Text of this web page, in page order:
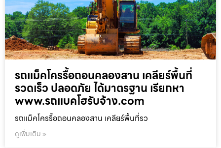
รถแม็คโครรื้อถอนคลองสาน เคลียร์พื้นที่
รวดเร็ว ปลอดภัย ได้มาตรฐาน เรียกหา
www.รถแบคโฮรับจ้าง.com
รถแม็คโครรื้อถอนคลองสาน เคลียร์พื้นที่รว
ดูเพิ่มเติม »